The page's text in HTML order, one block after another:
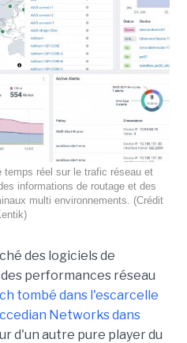
temps réel sur le trafic réseau et
informations de routage et des
multi environnements. (Crédit
des logiciels de
performances réseau
tombé dans l'escarcelle
Networks dans
d'un autre pure player du